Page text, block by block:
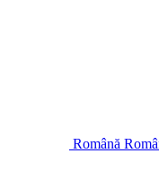
Română